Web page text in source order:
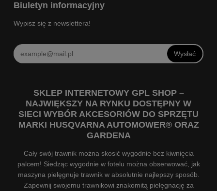
Biuletyn informacyjny
Wypisz się z newslettera!
Wysłać
SKLEP INTERNETOWY GPL SHOP –
NAJWIĘKSZY NA RYNKU DOSTĘPNY W
SIECI WYBÓR AKCESORIÓW DO SPRZĘTU
MARKI HUSQVARNA AUTOMOWER® ORAZ
GARDENA
Cały swój trawnik można skosić wygodnie bez kiwnięcia
palcem! Siedząc wygodnie w fotelu można obserwować, jak
maszyna pielęgnuje trawnik w absolutnie najlepszy sposób.
Zapewnij swojemu trawnikowi znakomitą pielęgnację za